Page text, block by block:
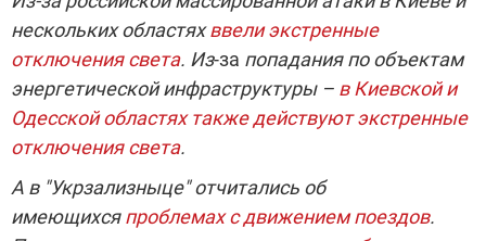
нескольких областяхввели экстренные
отключения света. Из-за попадания по объектам
энергетической инфраструктуры – в Киевской и
Одесской областях также действуют экстренные
отключения света.
А в "Укрзализныце" отчитались об
имеющихсяпроблемах с движением поездов.